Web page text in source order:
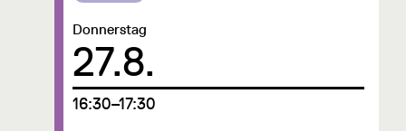
Datum:
27.8.
Donnerstag
um
16:30–17:30